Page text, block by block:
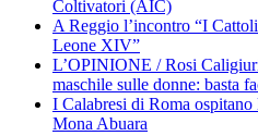
Coltivatori (AIC)
A Reggio l’incontro “I
Leone XIV”
L’OPINIONE / Rosi
maschile sulle donne: basta
I Calabresi di Roma ospitano
Mona Abuara